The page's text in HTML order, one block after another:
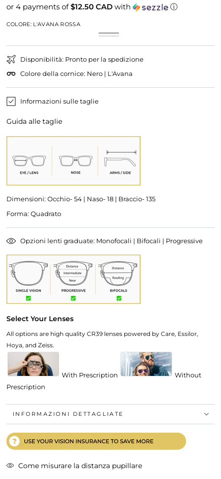
or 4 payments of$12.50 CADwith ⓘ
COLORE: L'AVANA ROSSA
L'Avana
Variante
o
disponibile
Nero
Variante
disponibile
Disponibilità: Pronto per la spedizione
Colore della cornice: Nero | L'Avana
Informazioni sulle taglie
Guida alle taglie
Dimensioni: Occhio- 54 | Naso- 18 | Braccio- 135
Forma: Quadrato
Opzioni lenti graduate: Monofocali | Bifocali | Progressive
Select Your Lenses
All options are high quality CR39 lenses powered by Care, Essilor,
Hoya, and Zeiss.
With Prescription
Without
Prescription
INFORMAZIONI DETTAGLIATE
Come misurare la distanza pupillare